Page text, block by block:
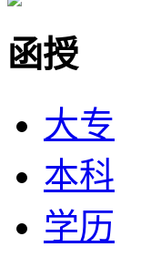
函授
大专
本科
学历